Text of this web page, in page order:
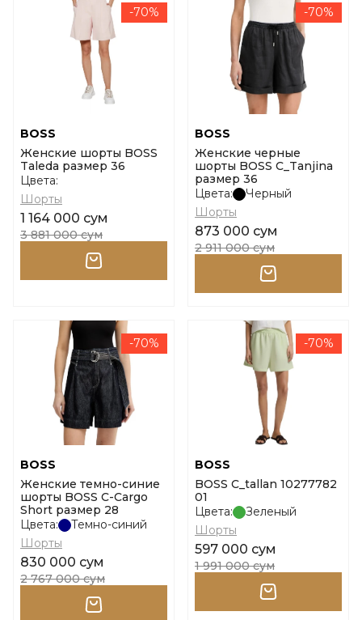
-70%
BOSS
Женские шорты BOSS
Taleda размер 36
Цвета:
Шорты
1 164 000 сум
3 881 000 сум
-70%
BOSS
Женские черные
шорты BOSS C_Tanjina
размер 36
Цвета:
Черный
Шорты
873 000 сум
2 911 000 сум
-70%
BOSS
Женские темно-синие
шорты BOSS C-Cargo
Short размер 28
Цвета:
Темно-синий
Шорты
830 000 сум
2 767 000 сум
-70%
BOSS
BOSS C_tallan 10277782
01
Цвета:
Зеленый
Шорты
597 000 сум
1 991 000 сум